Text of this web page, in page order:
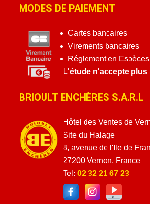
MODES DE PAIEMENT
Cartes bancaires
Virements bancaires
Réglement en Espèces
L'étude n'accepte plus
BRIOULT ENCHÈRES S.A.R.L
Hôtel des Ventes de
Site du Halage
8, avenue de l'Ile de
27200 Vernon, France
Tel: 02 32 21 67 23